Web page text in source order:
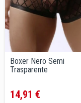
Boxer Nero Semi
Trasparente
14,91 €